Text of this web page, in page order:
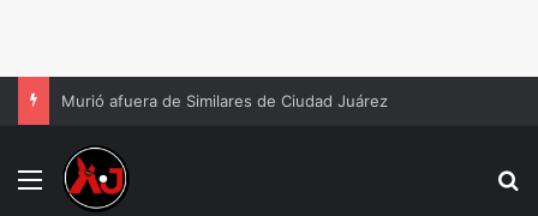
Murió afuera de Similares de Ciudad Juárez
Menu